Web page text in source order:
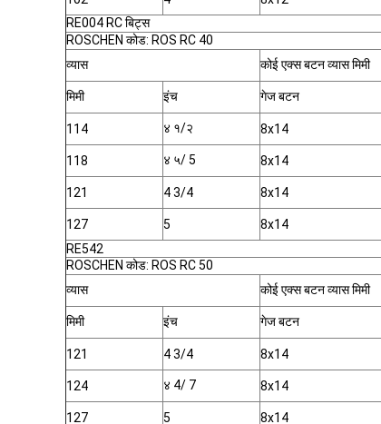
RE004 RC बिट्स
ROSCHEN कोड: ROS RC 40
व्यास
कोई एक्स बटन व्यास मिमी
मिमी
इंच गेज बटन
114 ४ १/२ 8x14
118 ४ ५/ 5 8x14
121 4 3/4 8x14
127 5 8x14
RE542
ROSCHEN कोड: ROS RC 50
व्यास
कोई एक्स बटन व्यास मिमी
मिमी इंच गेज बटन
121 4 3/4 8x14
124 ४ 4/ 7 8x14
127 5 8x14